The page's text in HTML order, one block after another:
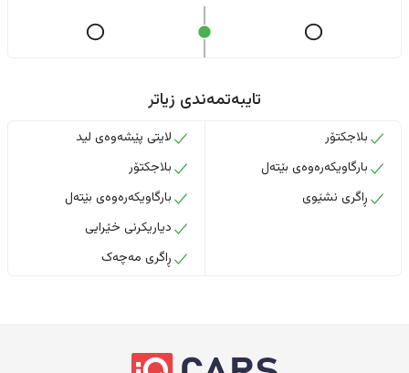
تایبەتمەندی زیاتر
بلاجکتۆر
بارگاویکەرەوەی بێتەل
ڕاگری نشێوی
لایتی پێشەوەی لید
بلاجکتۆر
بارگاویکەرەوەی بێتەل
دیاریکرنی خێرایی
ڕاگری مەچەک